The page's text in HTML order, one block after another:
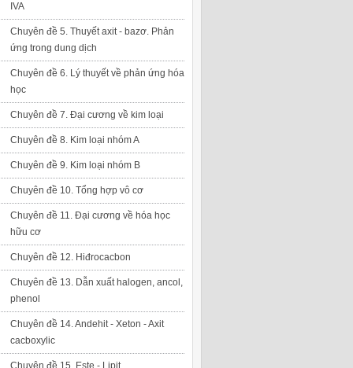
IVA
Chuyên đề 5. Thuyết axit - bazơ. Phản
ứng trong dung dịch
Chuyên đề 6. Lý thuyết về phản ứng hóa
học
Chuyên đề 7. Đại cương về kim loại
Chuyên đề 8. Kim loại nhóm A
Chuyên đề 9. Kim loại nhóm B
Chuyên đề 10. Tổng hợp vô cơ
Chuyên đề 11. Đại cương về hóa học
hữu cơ
Chuyên đề 12. Hiđrocacbon
Chuyên đề 13. Dẫn xuất halogen, ancol,
phenol
Chuyên đề 14. Andehit - Xeton - Axit
cacboxylic
Chuyên đề 15. Este - Lipit